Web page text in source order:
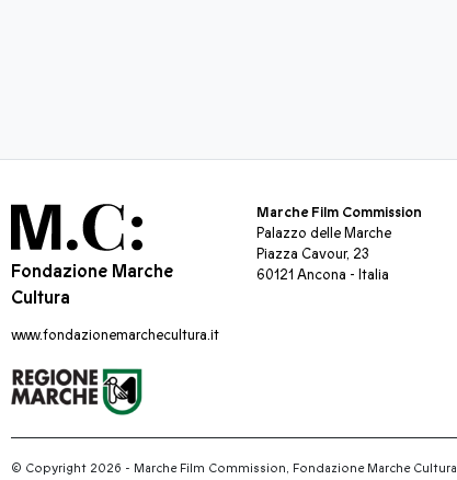
Fondazione Marche
Cultura
www.fondazionemarchecultura.it
Marche Film Commission
Palazzo delle Marche
Piazza Cavour, 23
60121 Ancona - Italia
© Copyright 2026 - Marche Film Commission, Fondazione Marche Cultura